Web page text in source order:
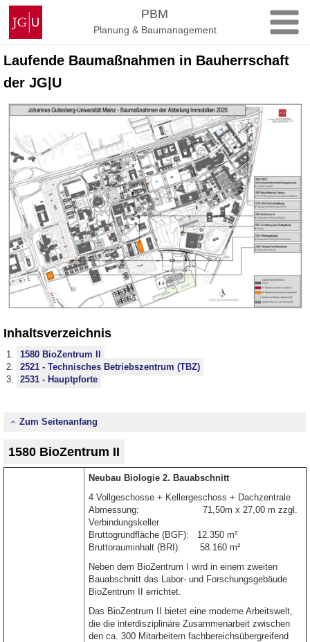
Zum
Inhalt
springen
Johannes
Gutenberg-
Universität
Mainz
PBM
Planung & Baumanagement
Laufende Baumaßnahmen in Bauherrschaft
der JG|U
Inhaltsverzeichnis
1580 BioZentrum II
2521 - Technisches Betriebszentrum (TBZ)
2531 - Hauptpforte
Zum Seitenanfang
1580 BioZentrum II
Neubau Biologie 2. Bauabschnitt
4 Vollgeschosse + Kellergeschoss + Dachzentrale
Abmessung: 71,50m x 27,00 m zzgl.
Verbindungskeller
Bruttogrundfläche (BGF): 12.350 m²
Bruttorauminhalt (BRI): 58.160 m²
Neben dem BioZentrum I wird in einem zweiten
Bauabschnitt das Labor- und Forschungsgebäude
BioZentrum II errichtet.
Das BioZentrum II bietet eine moderne Arbeitswelt,
die die interdisziplinäre Zusammenarbeit zwischen
den ca. 300 Mitarbeitern fachbereichsübergreifend